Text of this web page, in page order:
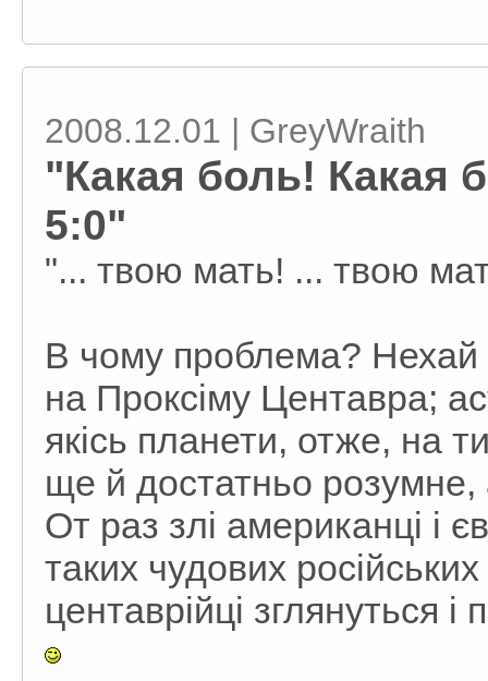
2008.12.01 | GreyWraith
"Какая боль! Какая
5:0"
"... твою мать! ... твою
В чому проблема? Нехай
на Проксіму Центавра;
якісь планети, отже, на
ще й достатньо
От раз злі американці і
таких чудових
центаврійці зглянуться